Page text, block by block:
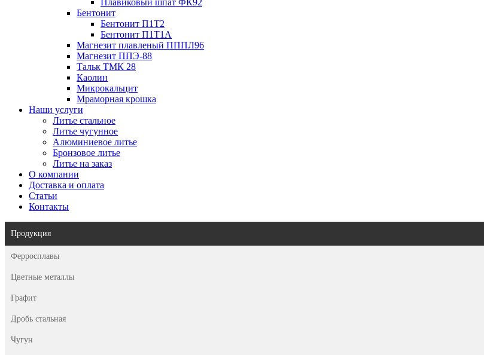
Бентонит
Бентонит П1Т2
Бентонит П1Т1А
Магнезит плавленый ПППЛ96
Магнезит ППЭ-88
Тальк ТМК 28
Каолин
Микрокальцит
Мраморная крошка
Наши услуги
Литье стальное
Литье чугунное
Алюминиевое литье
Бронзовое литье
Литье на заказ
О компании
Доставка и оплата
Статьи
Контакты
Продукция
Ферросплавы
Цветные металлы
Графит
Дробь стальная
Чугун